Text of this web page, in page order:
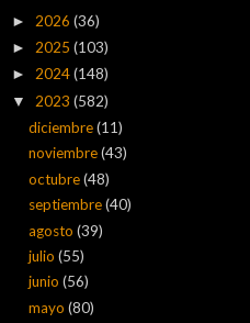
► 2026 (36)
► 2025 (103)
► 2024(148)
▼ 2023 (582)
diciembre(11)
noviembre(43)
octubre(48)
septiembre(40)
agosto(39)
julio(55)
junio(56)
mayo(80)